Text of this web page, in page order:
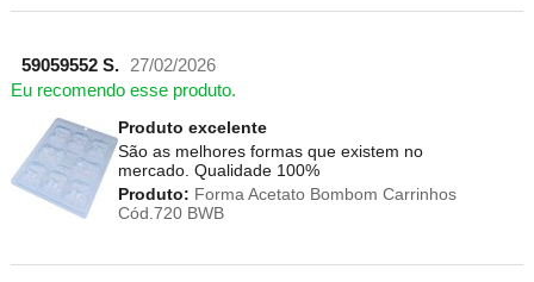
59059552 S.
27/02/2026
Eu recomendo esse produto.
Produto excelente
São as melhores formas que existem no
mercado. Qualidade 100%
Produto: Forma Acetato Bombom Carrinhos
Cód.720 BWB